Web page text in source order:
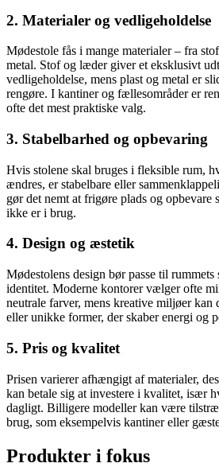
2. Materialer og vedligeholdelse
Mødestole fås i mange materialer – fra
metal. Stof og læder giver et eksklusivt
vedligeholdelse, mens plast og metal er
rengøre. I kantiner og fællesområder er
ofte det mest praktiske valg.
3. Stabelbarhed og opbevaring
Hvis stolene skal bruges i fleksible rum,
ændres, er stabelbare eller
gør det nemt at frigøre plads og opbevare
ikke er i brug.
4. Design og æstetik
Mødestolens design bør passe til
identitet. Moderne kontorer vælger ofte
neutrale farver, mens kreative miljøer kan
eller unikke former, der skaber energi og
5. Pris og kvalitet
Prisen varierer afhængigt af materialer,
kan betale sig at investere i kvalitet, især
dagligt. Billigere modeller kan være
brug, som eksempelvis kantiner eller
Produkter i fokus